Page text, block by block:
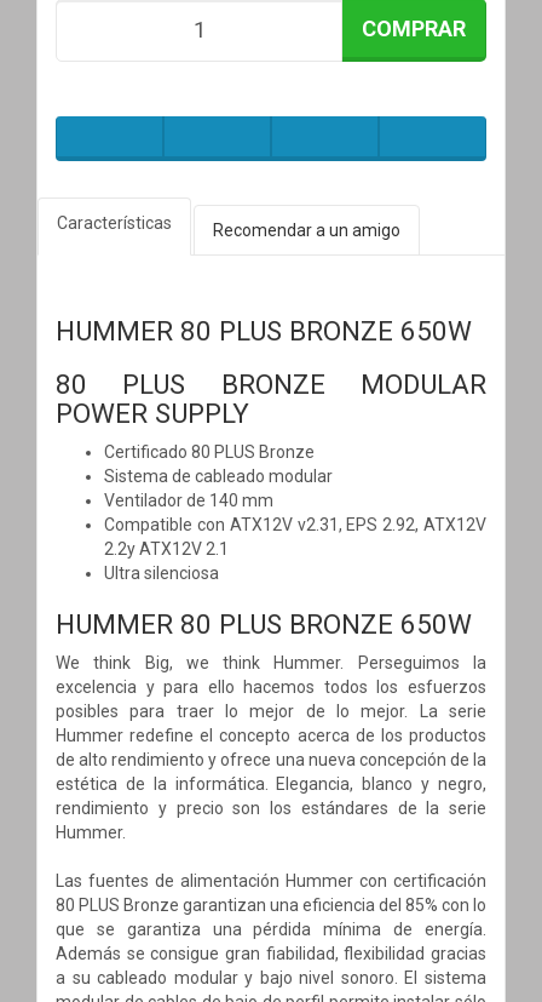
COMPRAR
Características Recomendar a un amigo
HUMMER 80 PLUS BRONZE 650W
80 PLUS BRONZE MODULAR
POWER SUPPLY
Certificado 80 PLUS Bronze
Sistema de cableado modular
Ventilador de 140 mm
Compatible con ATX12V v2.31, EPS 2.92, ATX12V
2.2y ATX12V 2.1
Ultra silenciosa
HUMMER 80 PLUS BRONZE 650W
We think Big, we think Hummer. Perseguimos la
excelencia y para ello hacemos todos los esfuerzos
posibles para traer lo mejor de lo mejor. La serie
Hummer redefine el concepto acerca de los productos
de alto rendimiento y ofrece una nueva concepción de la
estética de la informática. Elegancia, blanco y negro,
rendimiento y precio son los estándares de la serie
Hummer.
Las fuentes de alimentación Hummer con certificación
80 PLUS Bronze garantizan una eficiencia del 85% con lo
que se garantiza una pérdida mínima de energía.
Además se consigue gran fiabilidad, flexibilidad gracias
a su cableado modular y bajo nivel sonoro. El sistema